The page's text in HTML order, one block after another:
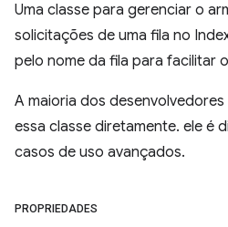
Uma classe para gerenciar o
solicitações de uma fila no
pelo nome da fila para facilitar
A maioria dos
essa classe diretamente. ele é
casos de uso avançados.
PROPRIEDADES